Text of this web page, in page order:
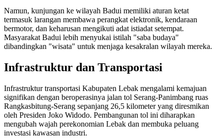
Namun, kunjungan ke wilayah Badui memiliki aturan ketat
termasuk larangan membawa perangkat elektronik, kendaraan
bermotor, dan keharusan mengikuti adat istiadat setempat.
Masyarakat Badui lebih menyukai istilah "saba budaya"
dibandingkan "wisata" untuk menjaga kesakralan wilayah mereka.
Infrastruktur dan Transportasi
Infrastruktur transportasi Kabupaten Lebak mengalami kemajuan
signifikan dengan beroperasinya jalan tol Serang-Panimbang ruas
Rangkasbitung-Serang sepanjang 26,5 kilometer yang diresmikan
oleh Presiden Joko Widodo. Pembangunan tol ini diharapkan
mengubah wajah perekonomian Lebak dan membuka peluang
investasi kawasan industri.